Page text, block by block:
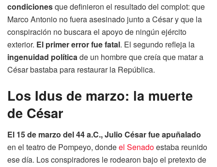
condicionesque definieron el resultado del complot: que
Marco Antonio no fuera asesinado junto a César y que la
conspiración no buscara el apoyo de ningún ejército
exterior. El primer error fue fatal. El segundo refleja la
ingenuidad políticade un hombre que creía que matar a
César bastaba para restaurar la República.
Los Idus de marzo: la muerte
de César
El 15 de marzo del 44 a.C., Julio César fue apuñalado
en el teatro de Pompeyo, dondeel Senadoestaba reunido
ese día. Los conspiradores le rodearon bajo el pretexto de